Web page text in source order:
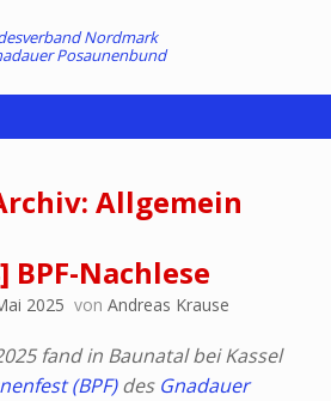
Nordmark
Posaunenbund
Allgemein
BPF-Nachlese
2025 von Andreas Krause
fand in Baunatal bei Kassel
(BPF)des Gnadauer